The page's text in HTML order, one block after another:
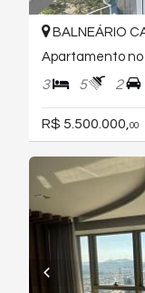
BALNEÁRIO
Apartamento no
3 5 2
R$ 5.500.000, 00